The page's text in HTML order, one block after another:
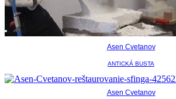
Asen Cvetanov
ANTICKÁ BUSTA
Asen Cvetanov